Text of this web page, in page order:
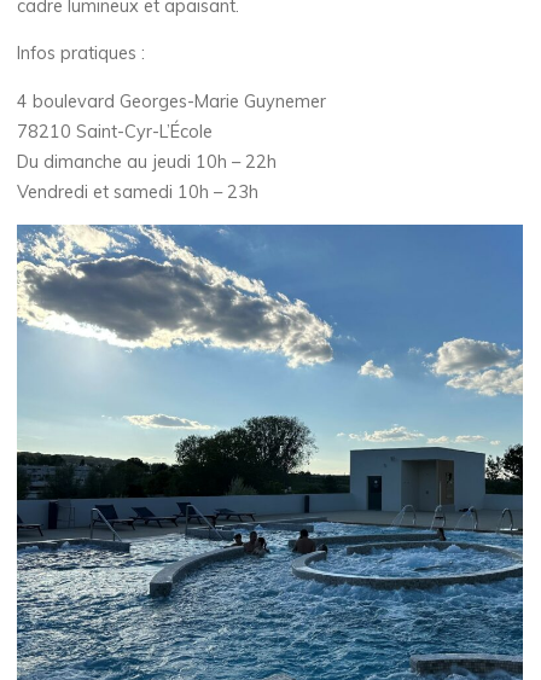
cadre lumineux et apaisant.
Infos pratiques :
4 boulevard Georges-Marie Guynemer
78210 Saint-Cyr-L’École
Du dimanche au jeudi 10h – 22h
Vendredi et samedi 10h – 23h